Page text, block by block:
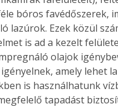
bóros favédőszerek,
lazúrok. Ezek közül
is ad a kezelt
olajok
amely lehet
is használhatunk
tapadást